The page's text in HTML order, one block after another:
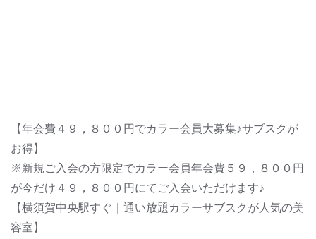
【年会費４９，８００円でカラー会員大募集♪サブスクが
お得】
※新規ご入会の方限定でカラー会員年会費５９，８００円
が今だけ４９，８００円にてご入会いただけます♪
【横須賀中央駅すぐ｜通い放題カラーサブスクが人気の美
容室】